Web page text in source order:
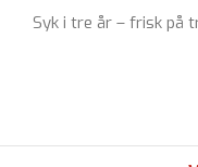
Syk i tre år – frisk på